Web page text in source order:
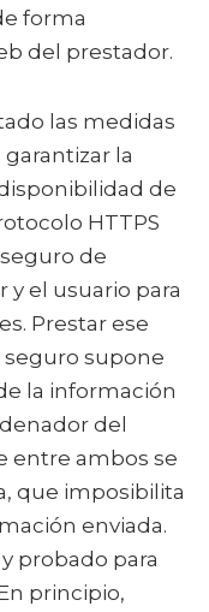
forma
del prestador.
las medidas
la
de
HTTPS
de
el usuario para
Prestar ese
seguro supone
la información
del
entre ambos se
que imposibilita
enviada.
probado para
principio,